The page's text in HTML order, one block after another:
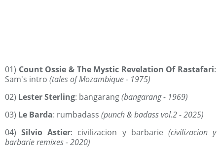
01) Count Ossie & The Mystic Revelation Of Rastafari:
Sam's intro (tales of Mozambique - 1975)
02) Lester Sterling: bangarang(bangarang - 1969)
03) Le Barda: rumbadass (punch & badass vol.2 - 2025)
04)Silvio Astier: civilizacion y barbarie (civilizacion y
barbarie remixes - 2020)